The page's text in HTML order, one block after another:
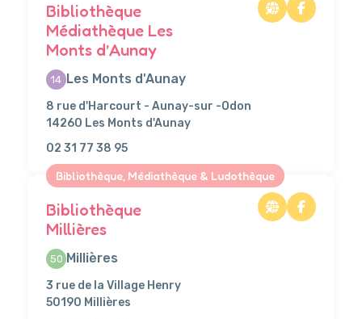
Bibliothèque
Médiathèque Les
Monts d’Aunay
14 Les Monts d'Aunay
8 rue d'Harcourt - Aunay-sur -Odon
14260 Les Monts d'Aunay
02 31 77 38 95
Bibliothèque, Médiathèque & Ludothèque
Bibliothèque
Millières
50 Millières
3 rue de la Village Henry
50190 Millières